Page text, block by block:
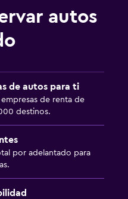
autos
de autos para ti
de renta de
destinos.
por adelantado para